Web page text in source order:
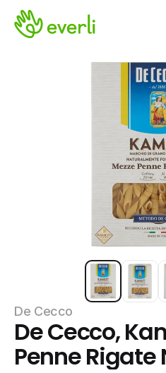
De Cecco
De Cecco,
Penne Rigate